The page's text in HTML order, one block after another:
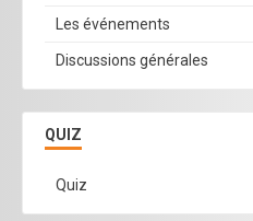
Les événements
Discussions générales
QUIZ
Quiz